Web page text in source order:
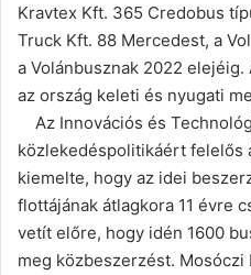
Kravtex Kft. 365 Credobus
Truck Kft. 88 Mercedest, a
a Volánbusznak 2022
az ország keleti és nyugati
Az Innovációs és
közlekedéspolitikáért felelős
kiemelte, hogy az idei
flottájának átlagkora 11 évre
vetít előre, hogy idén 1600
meg közbeszerzést.